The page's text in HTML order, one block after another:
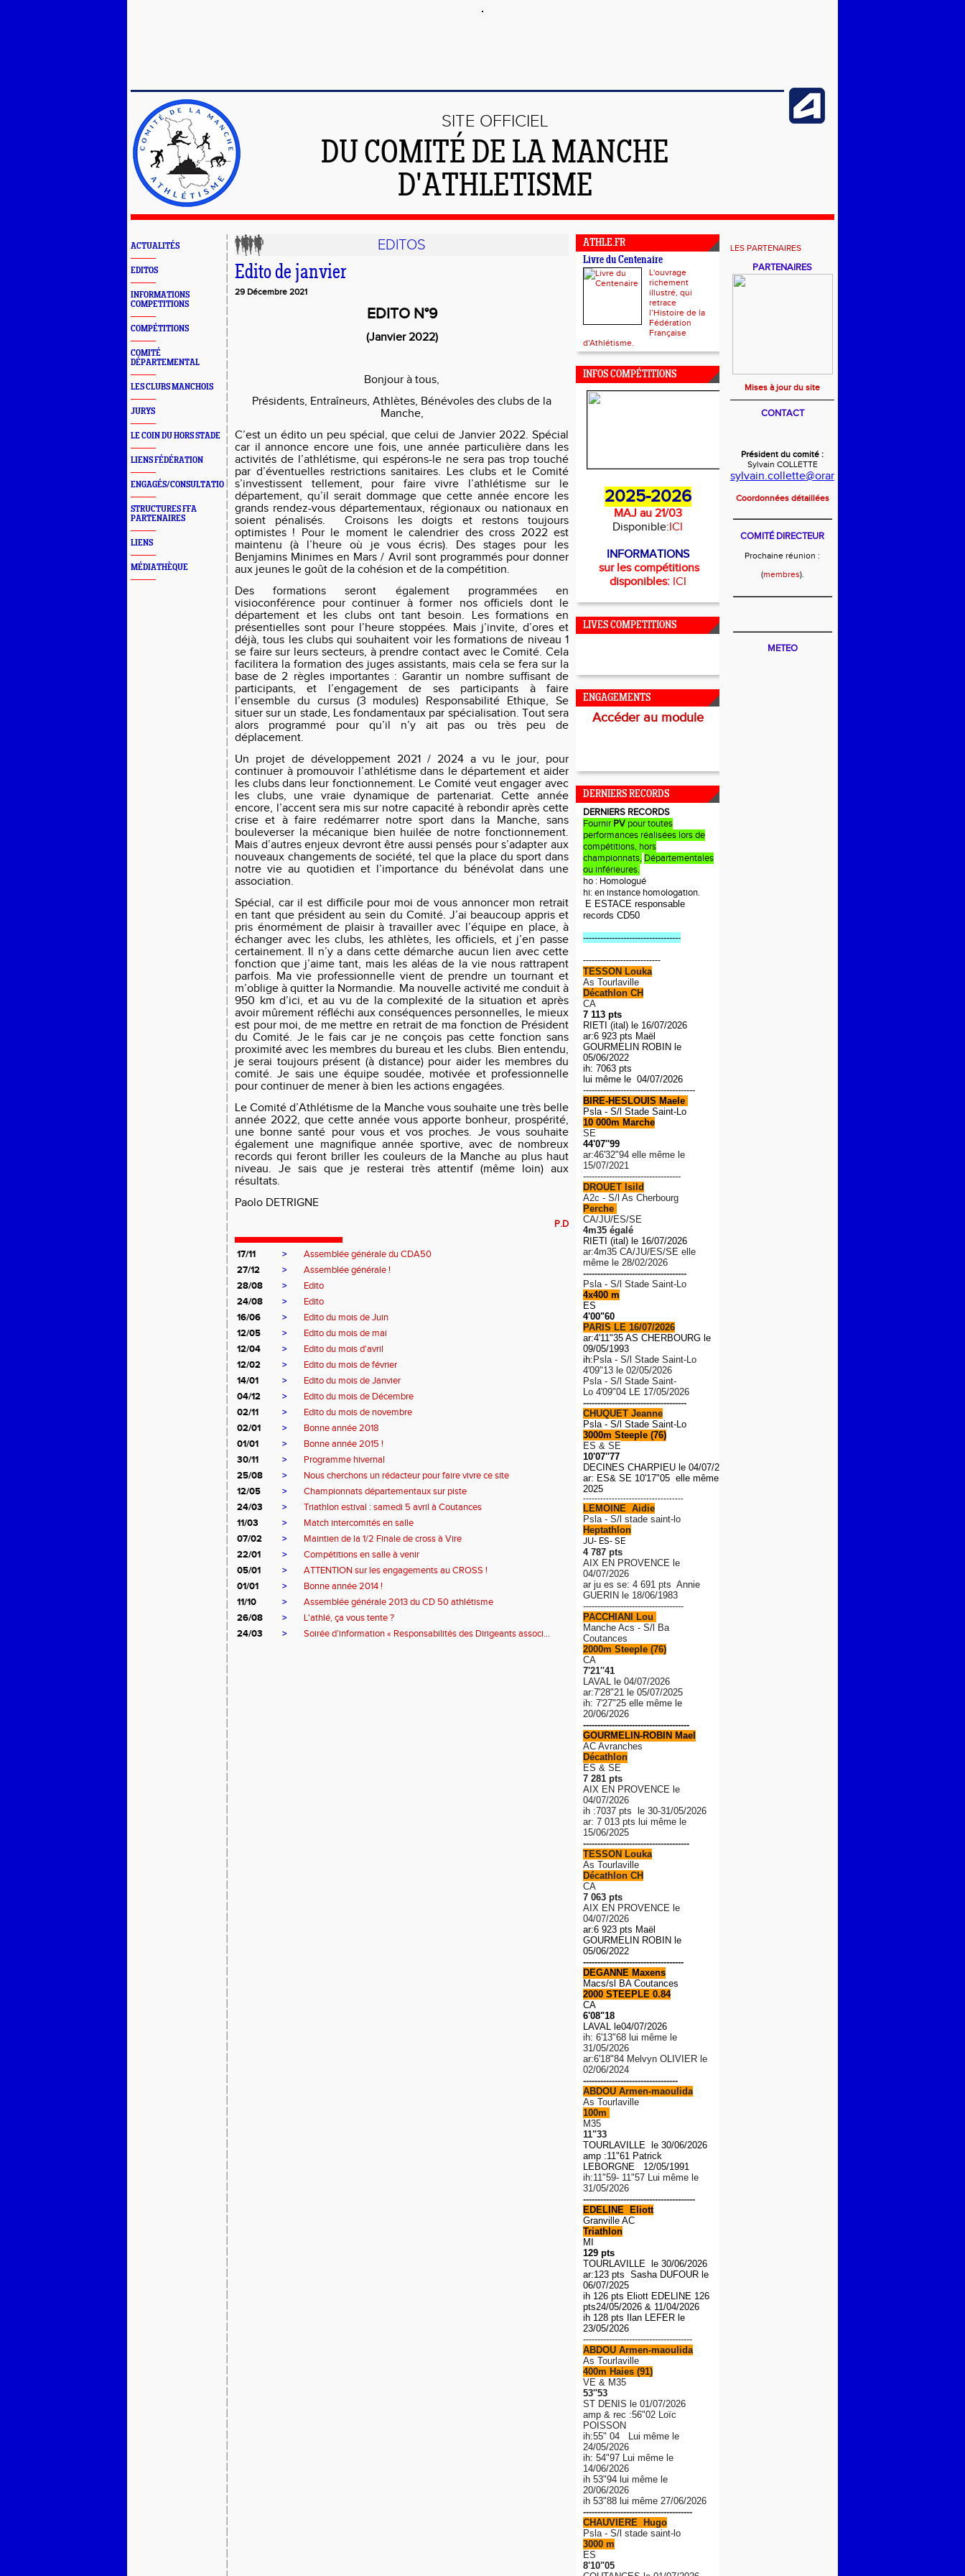
SITE OFFICIEL
DU COMITÉ DE LA MANCHE
D'ATHLETISME
ACTUALITÉS
EDITOS
INFORMATIONS
COMPETITIONS
COMPÉTITIONS
COMITÉ
DÉPARTEMENTAL
LES CLUBS MANCHOIS
JURYS
LE COIN DU HORS STADE
LIENS FÉDÉRATION
ENGAGÉS/CONSULTATION
STRUCTURES FFA
PARTENAIRES
LIENS
MÉDIATHÈQUE
EDITOS
Edito de janvier
29 Décembre 2021
EDITO N°9
(Janvier 2022)
Bonjour à tous,
Présidents, Entraîneurs, Athlètes, Bénévoles des clubs de la
Manche,
C’est un édito un peu spécial, que celui de Janvier 2022. Spécial
car il annonce encore une fois, une année particulière dans les
activités de l’athlétisme, qui espérons-le ne sera pas trop touché
par d’éventuelles restrictions sanitaires. Les clubs et le Comité
s’investissent tellement, pour faire vivre l’athlétisme sur le
département, qu’il serait dommage que cette année encore les
grands rendez-vous départementaux, régionaux ou nationaux en
soient pénalisés.
Croisons les doigts et restons toujours
optimistes ! Pour le moment le calendrier des cross 2022 est
maintenu (à l’heure où je vous écris). Des stages pour les
Benjamins Minimes en Mars / Avril sont programmés pour donner
aux jeunes le goût de la cohésion et de la compétition.
Des formations seront également programmées en
visioconférence pour continuer à former nos officiels dont le
département et les clubs ont tant besoin. Les formations en
présentielles sont pour l’heure stoppées. Mais j’invite, d’ores et
déjà, tous les clubs qui souhaitent voir les formations de niveau 1
se faire sur leurs secteurs, à prendre contact avec le Comité. Cela
facilitera la formation des juges assistants, mais cela se fera sur la
base de 2 règles importantes : Garantir un nombre suffisant de
participants, et l’engagement de ses participants à faire
l’ensemble du cursus (3 modules) Responsabilité Ethique, Se
situer sur un stade, Les fondamentaux par spécialisation. Tout sera
alors programmé pour qu’il n’y ait pas ou très peu de
déplacement.
Un projet de développement 2021 / 2024 a vu le jour, pour
continuer à promouvoir l’athlétisme dans le département et aider
les clubs dans leur fonctionnement. Le Comité veut engager avec
les clubs, une vraie dynamique de partenariat. Cette année
encore, l’accent sera mis sur notre capacité à rebondir après cette
crise et à faire redémarrer notre sport dans la Manche, sans
bouleverser la mécanique bien huilée de notre fonctionnement.
Mais d’autres enjeux devront être aussi pensés pour s’adapter aux
nouveaux changements de société, tel que la place du sport dans
notre vie au quotidien et l’importance du bénévolat dans une
association.
Spécial, car il est difficile pour moi de vous annoncer mon retrait
en tant que président au sein du Comité. J’ai beaucoup appris et
pris énormément de plaisir à travailler avec l’équipe en place, à
échanger avec les clubs, les athlètes, les officiels, et j’en passe
certainement. Il n’y a dans cette démarche aucun lien avec cette
fonction que j’aime tant, mais les aléas de la vie nous rattrapent
parfois. Ma vie professionnelle vient de prendre un tournant et
m’oblige à quitter la Normandie. Ma nouvelle activité me conduit à
950 km d’ici, et au vu de la complexité de la situation et après
avoir mûrement réfléchi aux conséquences personnelles, le mieux
est pour moi, de me mettre en retrait de ma fonction de Président
du Comité. Je le fais car je ne conçois pas cette fonction sans
proximité avec les membres du bureau et les clubs. Bien entendu,
je serai toujours présent (à distance) pour aider les membres du
comité. Je sais une équipe soudée, motivée et professionnelle
pour continuer de mener à bien les actions engagées.
Le Comité d’Athlétisme de la Manche vous souhaite une très belle
année 2022, que cette année vous apporte bonheur, prospérité,
une bonne santé pour vous et vos proches. Je vous souhaite
également une magnifique année sportive, avec de nombreux
records qui feront briller les couleurs de la Manche au plus haut
niveau. Je sais que je resterai très attentif (même loin) aux
résultats.
Paolo DETRIGNE
P.D
17/11 >
Assemblée générale du CDA50
27/12
>
Assemblée générale !
28/08
>
Edito
24/08
>
Edito
16/06
>
Edito du mois de Juin
12/05
>
Edito du mois de mai
12/04
>
Edito du mois d'avril
12/02
>
Edito du mois de février
14/01
>
Edito du mois de Janvier
04/12
>
Edito du mois de Décembre
02/11
>
Edito du mois de novembre
02/01
>
Bonne année 2018
01/01
>
Bonne année 2015 !
30/11
>
Programme hivernal
25/08
>
Nous cherchons un rédacteur pour faire vivre ce site
12/05
>
Championnats départementaux sur piste
24/03
>
Triathlon estival : samedi 5 avril à Coutances
11/03
>
Match intercomités en salle
07/02
>
Maintien de la 1/2 Finale de cross à Vire
22/01
>
Compétitions en salle à venir
05/01
>
ATTENTION sur les engagements au CROSS !
01/01
>
Bonne année 2014 !
11/10
>
Assemblée générale 2013 du CD 50 athlétisme
26/08
>
L'athlé, ça vous tente ?
24/03
> Soirée d’information « Responsabilités des Dirigeants associ...
ATHLE.FR
Livre du Centenaire
L'ouvrage
richement
illustré, qui
retrace
l’Histoire de la
Fédération
Française
d'Athlétisme.
INFOS COMPÉTITIONS
2025-2026
MAJ au 21/03
Disponible:ICI
INFORMATIONS
sur les compétitions
disponibles: ICI
LIVES COMPETITIONS
ENGAGEMENTS
Accéder au module
DERNIERS RECORDS
DERNIERS RECORDS
Fournir PV pour toutes
performances réalisées lors de
compétitions, hors
championnats, Départementales
ou inférieures.
ho : Homologué
hi: en instance homologation.
E ESTACE responsable
records CD50
----------------------------------
---------------------------
TESSON Louka
As Tourlaville
Décathlon CH
CA
7 113 pts
RIETI (ital) le 16/07/2026
ar:6 923 pts Maël
GOURMELIN ROBIN le
05/06/2022
ih: 7063 pts
lui même le 04/07/2026
---------------------------------------
BIRE-HESLOUIS Maele
Psla - S/l Stade Saint-Lo
10 000m Marche
SE
44'07''99
ar:46'32"94 elle même le
15/07/2021
----------------------------------
DROUET Isild
A2c - S/l As Cherbourg
Perche
CA/JU/ES/SE
4m35 égalé
RIETI (ital) le 16/07/2026
ar:4m35 CA/JU/ES/SE elle
même le 28/02/2026
------------------------------------
Psla - S/l Stade Saint-Lo
4x400 m
ES
4'00"60
PARIS LE 16/07/2026
ar:4'11"35 AS CHERBOURG le
09/05/1993
ih: Psla - S/l Stade Saint-Lo
4'09"13 le 02/05/2026
Psla - S/l Stade Saint-
Lo 4'09"04 LE 17/05/2026
------------------------------------
CHUQUET Jeanne
Psla - S/l Stade Saint-Lo
3000m Steeple (76)
ES & SE
10'07''77
DECINES CHARPIEU le 04/07/2026
ar: ES& SE 10'17"05 elle même le 01/08/
2025
-----------------------------------
LEMOINE Aidie
Psla - S/l stade saint-lo
Heptathlon
JU- ES- SE
4 787 pts
AIX EN PROVENCE le
04/07/2026
ar ju es se: 4 691 pts Annie
GUERIN le 18/06/1983
-----------------------------------
PACCHIANI Lou
Manche Acs - S/l Ba
Coutances
2000m Steeple (76)
CA
7'21''41
LAVAL le 04/07/2026
ar:7'28"21 le 05/07/2025
ih: 7'27"25 elle même le
20/06/2026
-------------------------------------
GOURMELIN-ROBIN Mael
AC Avranches
Décathlon
ES & SE
7 281 pts
AIX EN PROVENCE le
04/07/2026
ih :7037 pts le 30-31/05/2026
ar: 7 013 pts lui même le
15/06/2025
-------------------------------------
TESSON Louka
As Tourlaville
Décathlon CH
CA
7 063 pts
AIX EN PROVENCE le
04/07/2026
ar:6 923 pts Maël
GOURMELIN ROBIN le
05/06/2022
-----------------------------------
DEGANNE Maxens
Macs/sl BA Coutances
2000 STEEPLE 0.84
CA
6'08"18
LAVAL le04/07/2026
ih: 6'13"68 lui même le
31/05/2026
ar:6'18"84 Melvyn OLIVIER le
02/06/2024
---------------------------------
ABDOU Armen-maoulida
As Tourlaville
100m
M35
11"33
TOURLAVILLE le 30/06/2026
amp :11"61 Patrick
LEBORGNE 12/05/1991
ih:11"59- 11"57 Lui même le
31/05/2026
---------------------------------------
EDELINE Eliott
Granville AC
Triathlon
MI
129 pts
TOURLAVILLE le 30/06/2026
ar:123 pts Sasha DUFOUR le
06/07/2025
ih 126 pts Eliott EDELINE 126
pts24/05/2026 & 11/04/2026
ih 128 pts Ilan LEFER le
23/05/2026
--------------------------------------
ABDOU Armen-maoulida
As Tourlaville
400m Haies (91)
VE & M35
53''53
ST DENIS le 01/07/2026
amp & rec :56"02 Loïc
POISSON
ih:55" 04 Lui même le
24/05/2026
ih: 54"97 Lui même le
14/06/2026
ih 53"94 lui même le
20/06/2026
ih 53"88 lui même 27/06/2026
--------------------------------------
CHAUVIERE Hugo
Psla - S/l stade saint-lo
3000 m
ES
8'10"05
LES PARTENAIRES
PARTENAIRES
Mises à jour du site
CONTACT
Président du comité :
Sylvain COLLETTE
sylvain.collette@orange.fr
Coordonnées détaillées
_______________________
COMITÉ DIRECTEUR
Prochaine réunion :
(membres).
_______________________
_______________________
METEO